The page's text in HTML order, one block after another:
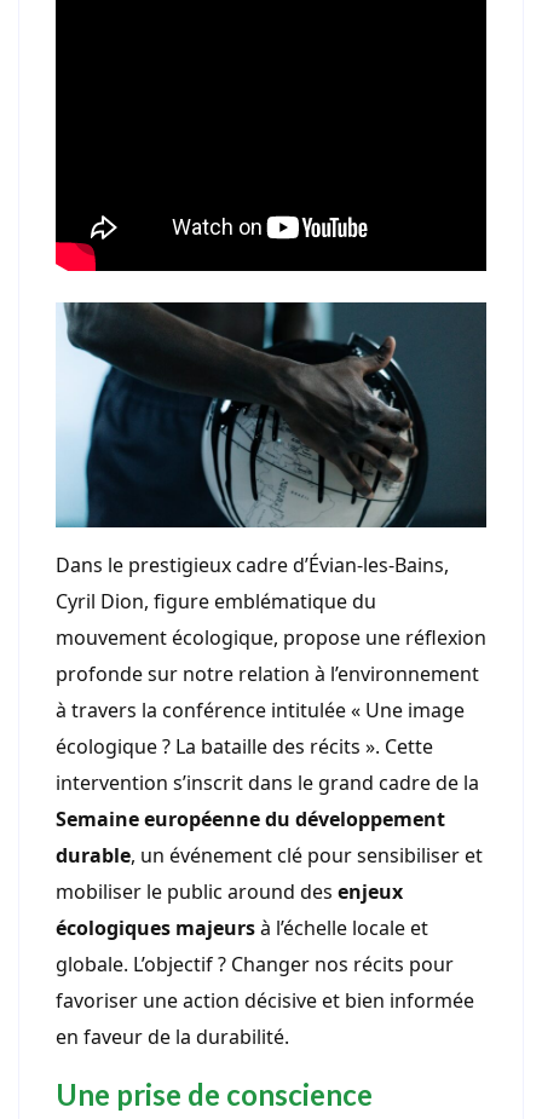
Dans le prestigieux cadre d’Évian-les-Bains,
Cyril Dion, figure emblématique du
mouvement écologique, propose une réflexion
profonde sur notre relation à l’environnement
à travers la conférence intitulée « Une image
écologique ? La bataille des récits ». Cette
intervention s’inscrit dans le grand cadre de la
Semaine européenne du développement
durable, un événement clé pour sensibiliser et
mobiliser le public around des enjeux
écologiques majeursà l’échelle locale et
globale. L’objectif ? Changer nos récits pour
favoriser une action décisive et bien informée
en faveur de la durabilité.
Une prise de conscience